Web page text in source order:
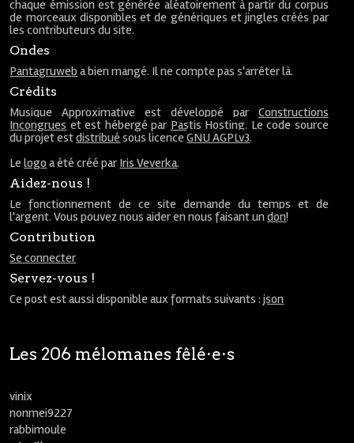
chaque émission est générée aléatoirement à partir du corpus
de morceaux disponibles et de génériques et jingles créés par
les contributeurs du site.
Ondes
Pantagruweb a bien mangé. Il ne compte pas s'arrêter là.
Crédits
Musique Approximative est développé par Constructions
Incongrues et est hébergé par Pastis Hosting. Le code source
du projet estdistribué sous licenceGNU AGPLv3.
Lelogo a été créé par Iris Veverka.
Aidez-nous !
Le fonctionnement de ce site demande du temps et de
l'argent. Vous pouvez nous aider en nous faisant undon!
Contribution
Se connecter
Servez-vous !
Ce post est aussi disponible aux formats suivants :json
Les 206 mélomanes fêlé⋅e⋅s
vinix
nonmei9227
rabbimoule